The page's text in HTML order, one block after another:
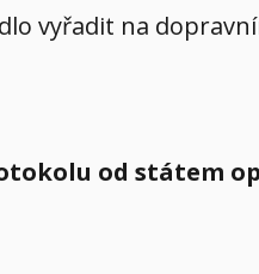
vyřadit na
od státem